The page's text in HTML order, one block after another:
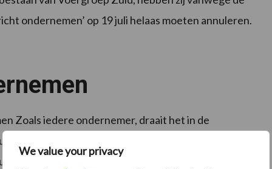
We value your privacy
ondernemen’ op 19 juli helaas moeten annuleren.
Zoals iedere ondernemer, draait het in de
om vraag en aanbod op de (wereld)markt. Een
verkoopt zijn vlees of biggen aan een slachterij of